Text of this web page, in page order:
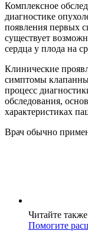
Комплексное
диагностике
появления первых
существует
сердца у плода на
Клинические
симптомы
процесс
обследования,
характеристиках
Врач обычно
Читайте
Помогите